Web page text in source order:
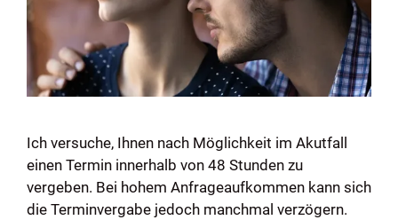
Ich versuche, Ihnen nach Möglichkeit im Akutfall
einen Termin innerhalb von 48 Stunden zu
vergeben. Bei hohem Anfrageaufkommen kann sich
die Terminvergabe jedoch manchmal verzögern.